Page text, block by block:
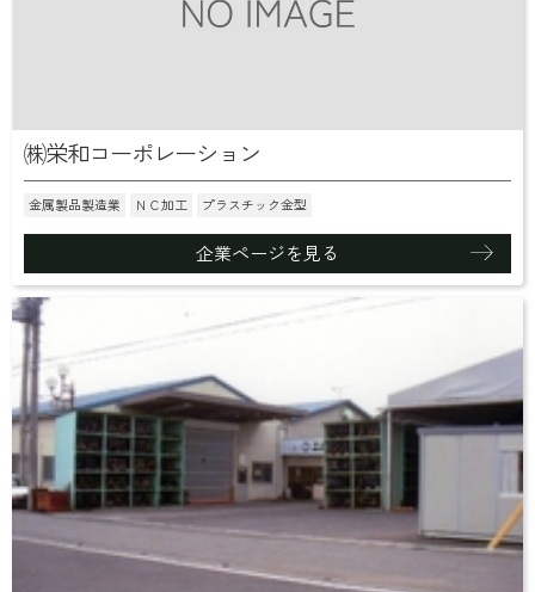
㈱栄和コーポレーション
金属製品製造業 ＮＣ加工 プラスチック金型
企業ページを見る